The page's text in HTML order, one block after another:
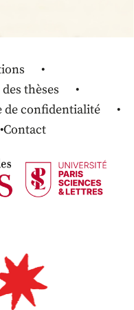
thèses
de confidentialité
Contact